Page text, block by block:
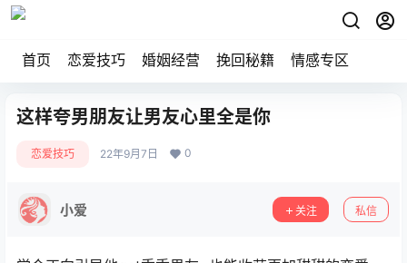
首页 恋爱技巧 婚姻经营 挽回秘籍 情感专区
这样夸男朋友让男友心里全是你
恋爱技巧 22年9月7日 0
小爱 关注 私信